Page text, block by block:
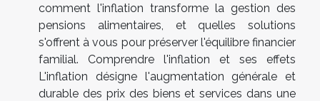
comment l'inflation transforme la gestion des
pensions alimentaires, et quelles solutions
s'offrent à vous pour préserver l'équilibre financier
familial. Comprendre l'inflation et ses effets
L'inflation désigne l'augmentation générale et
durable des prix des biens et services dans une